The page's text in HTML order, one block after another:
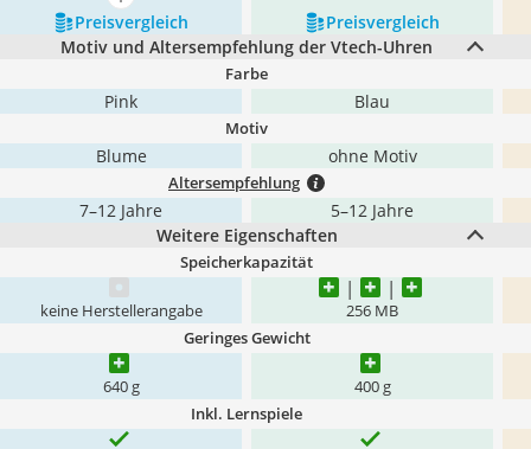
Preis­vergleich
Preis­vergleich
Motiv und Altersempfehlung der Vtech-Uhren
Farbe
Pink Blau
Motiv
Blume ohne Motiv
Altersempfehlung
7–12 Jahre
5–12 Jahre
Weitere Eigenschaften
Speicherkapazität
keine Herstellerangabe 256 MB
Geringes Gewicht
640 g 400 g
Inkl. Lernspiele